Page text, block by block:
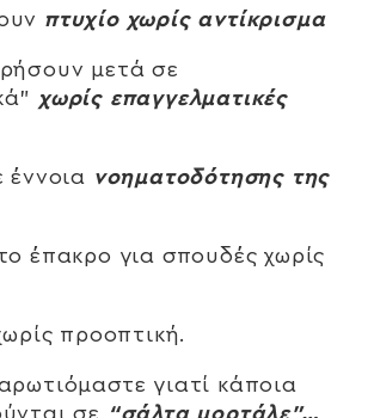
πτυχίο χωρίς αντίκρισμα
μετά σε
χωρίς επαγγελματικές
έννοια νοηματοδότησης της
έπακρο για σπουδές χωρίς
προοπτική.
γιατί κάποια
σε
“σάλτα μορτάλε”…